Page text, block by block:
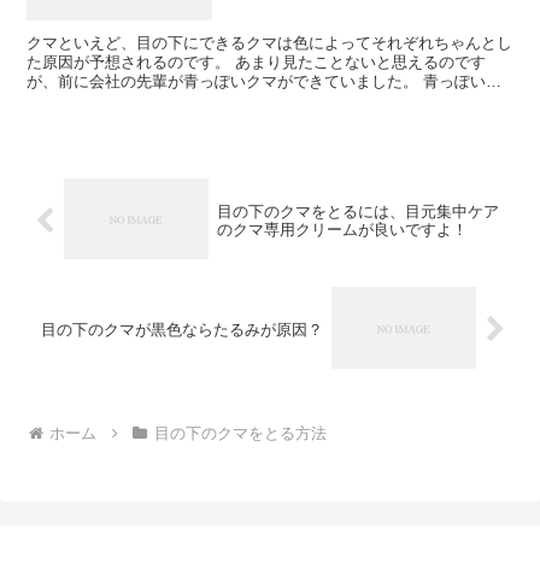
クマといえど、目の下にできるクマは色によってそれぞれちゃんとし
た原因が予想されるのです。 あまり見たことないと思えるのです
が、前に会社の先輩が青っぽいクマができていました。 青っぽいク
目の下のクマをとるには、目元集中ケア
のクマ専用クリームが良いですよ！
目の下のクマが黒色ならたるみが原因？
ホーム 目の下のクマをとる方法